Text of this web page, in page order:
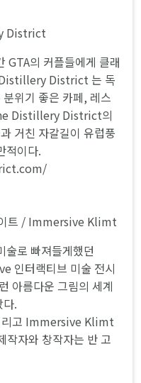
District
의 커플들에게 클래
Distillery District 는 독
위기 좋은 카페, 레스
Distillery District의
거친 자갈길이 유럽풍
적이다.
트 / Immersive Klimt
술로 빠져들게했던
인터랙티브 미술 전시
아름다운 그림의 세계
.
리고 Immersive Klimt
작자와 창작자는 반 고